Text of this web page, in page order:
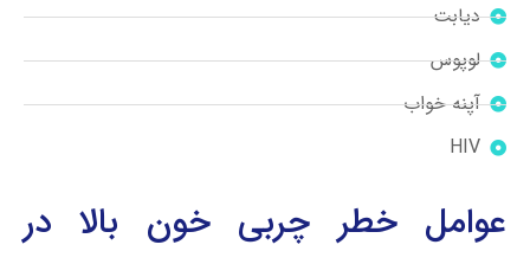
دیابت
لوپوس
آپنه خواب
HIV
عوامل خطر چربی خون بالا در